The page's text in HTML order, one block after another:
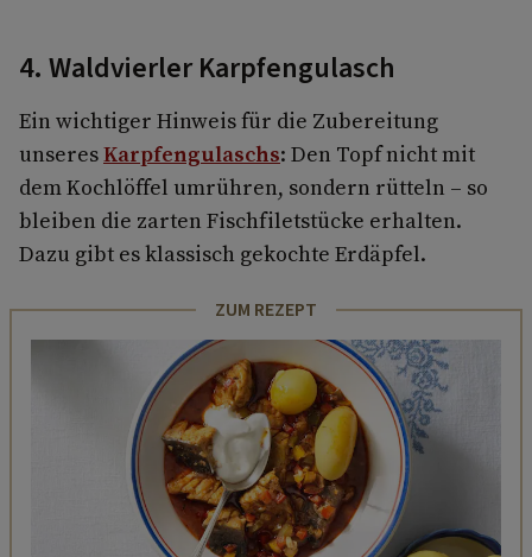
4. Waldvierler Karpfengulasch
Ein wichtiger Hinweis für die Zubereitung
unseresKarpfengulaschs: Den Topf nicht mit
dem Kochlöffel umrühren, sondern rütteln – so
bleiben die zarten Fischfiletstücke erhalten.
Dazu gibt es klassisch gekochte Erdäpfel.
ZUM REZEPT